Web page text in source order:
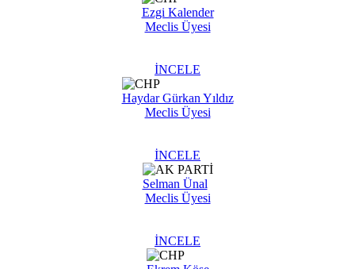
Ezgi Kalender
Meclis Üyesi
İNCELE
Haydar Gürkan Yıldız
Meclis Üyesi
İNCELE
Selman Ünal
Meclis Üyesi
İNCELE